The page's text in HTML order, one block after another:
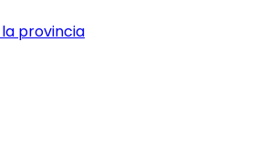
provincia